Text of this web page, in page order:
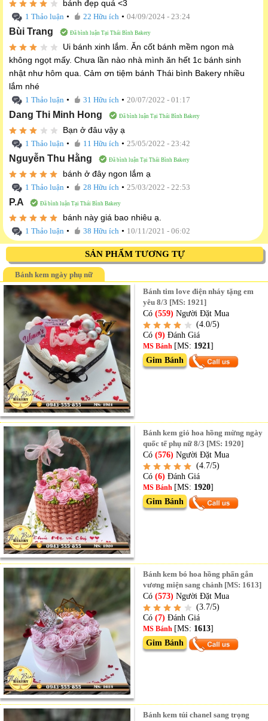
bánh đẹp quá <3
1 Thảo luận • 22 Hữu ích • 04/09/2024 - 23:24
Bùi Trang Đã bình luận Tại Thái Bình Bakery
Ui bánh xinh lắm. Ăn cốt bánh mềm ngon mà
không ngọt mấy. Chưa lần nào nhà mình ăn hết 1c bánh sinh
nhật như hôm qua. Cảm ơn tiệm bánh Thái bình Bakery nhiều
lắm nhé
1 Thảo luận • 31 Hữu ích • 20/07/2022 - 01:17
Dang Thi Minh Hong Đã bình luận Tại Thái Bình Bakery
Bạn ở đâu vậy ạ
1 Thảo luận • 11 Hữu ích • 25/05/2022 - 23:42
Nguyễn Thu Hằng Đã bình luận Tại Thái Bình Bakery
bánh ở đây ngon lắm ạ
1 Thảo luận • 28 Hữu ích • 25/03/2022 - 22:53
P.A Đã bình luận Tại Thái Bình Bakery
bánh này giá bao nhiêu ạ.
1 Thảo luận • 38 Hữu ích • 10/11/2021 - 06:02
SẢN PHẨM TƯƠNG TỰ
Bánh kem ngày phụ nữ
Bánh tim love điện nháy tặng em
yêu 8/3 [MS: 1921]
Có(559) Người Đặt Mua
(4.0/5)
Có (9)Đánh Giá
MS Bánh [MS: 1921]
Gim Bánh
Bánh kem giỏ hoa hồng mừng ngày
quốc tế phụ nữ 8/3 [MS: 1920]
Có(576) Người Đặt Mua
(4.7/5)
Có (6)Đánh Giá
MS Bánh [MS: 1920]
Gim Bánh
Bánh kem bó hoa hồng phấn gắn
vương miện sang chảnh [MS: 1613]
Có(573) Người Đặt Mua
(3.7/5)
Có (7)Đánh Giá
MS Bánh [MS: 1613]
Gim Bánh
Bánh kem túi chanel sang trọng